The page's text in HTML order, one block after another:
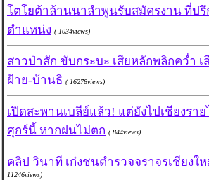
โตโยต้าล้านนาลําพูนรับสมัครงาน ที่ป
ตำแหน่ง ( 1034views)
สาวป่าสัก ขับกระบะ เสียหลักพลิกคว่ำ
ฝ้าย-บ้านธิ ( 16278views)
เปิดสะพานเบลีย์แล้ว! แต่ยังไปเชียงรา
ศุกร์นี้ หากฝนไม่ตก ( 844views)
คลิป วินาที เก๋งชนตำรวจจราจรเชียงใ
11246views)